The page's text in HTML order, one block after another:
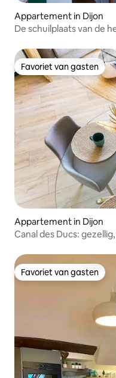
Appartement in Dijon
De schuilplaats van de
Favoriet van gasten
Favoriet van gasten
Appartement in Dijon
Canal des Ducs:
Favoriet van gasten
Favoriet van gasten